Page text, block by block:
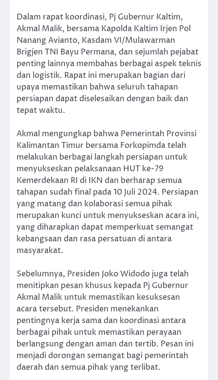
Dalam rapat koordinasi, Pj Gubernur Kaltim,
Akmal Malik, bersama Kapolda Kaltim Irjen Pol
Nanang Avianto, Kasdam VI/Mulawarman
Brigjen TNI Bayu Permana, dan sejumlah pejabat
penting lainnya membahas berbagai aspek teknis
dan logistik. Rapat ini merupakan bagian dari
upaya memastikan bahwa seluruh tahapan
persiapan dapat diselesaikan dengan baik dan
tepat waktu.
Akmal mengungkap bahwa Pemerintah Provinsi
Kalimantan Timur bersama Forkopimda telah
melakukan berbagai langkah persiapan untuk
menyukseskan pelaksanaan HUT ke-79
Kemerdekaan RI di IKN dan berharap semua
tahapan sudah final pada 10 Juli 2024. Persiapan
yang matang dan kolaborasi semua pihak
merupakan kunci untuk menyukseskan acara ini,
yang diharapkan dapat memperkuat semangat
kebangsaan dan rasa persatuan di antara
masyarakat.
Sebelumnya, Presiden Joko Widodo juga telah
menitipkan pesan khusus kepada Pj Gubernur
Akmal Malik untuk memastikan kesuksesan
acara tersebut. Presiden menekankan
pentingnya kerja sama dan koordinasi antara
berbagai pihak untuk memastikan perayaan
berlangsung dengan aman dan tertib. Pesan ini
menjadi dorongan semangat bagi pemerintah
daerah dan semua pihak yang terlibat.